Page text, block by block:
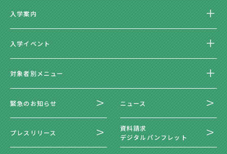
入学案内
入学イベント
対象者別メニュー
緊急のお知らせ ニュース
プレスリリース
資料請求
デジタルパンフレット